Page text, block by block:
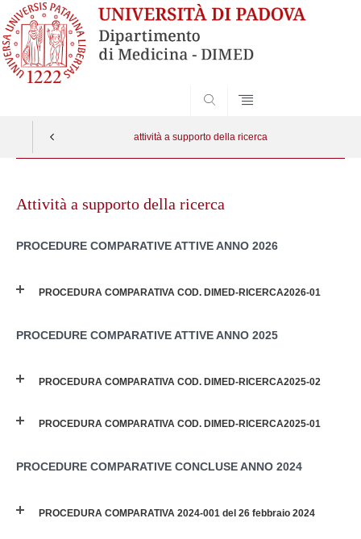
attività a supporto della ricerca
contentAttività a supporto della ricerca
PROCEDURE COMPARATIVE ATTIVE ANNO 2026
PROCEDURA COMPARATIVA COD. DIMED-RICERCA2026-01
PROCEDURE COMPARATIVE ATTIVE ANNO 2025
PROCEDURA COMPARATIVA COD. DIMED-RICERCA2025-02
PROCEDURA COMPARATIVA COD. DIMED-RICERCA2025-01
PROCEDURE COMPARATIVE CONCLUSE ANNO 2024
PROCEDURA COMPARATIVA 2024-001 del 26 febbraio 2024